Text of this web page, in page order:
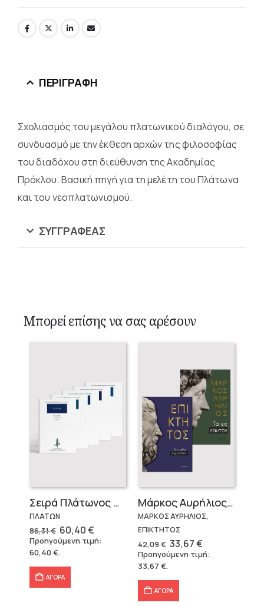
ΠΕΡΙΓΡΑΦΉ
Σχολιασμός του μεγάλου πλατωνικού διαλόγου, σε
συνδυασμό με την έκθεση αρχών της φιλοσοφίας
του διαδόχου στη διεύθυνση της Ακαδημίας
Πρόκλου. Βασική πηγή για τη μελέτη του Πλάτωνα
και του νεοπλατωνισμού.
ΣΥΓΓΡΑΦΈΑΣ
Μπορεί επίσης να σας αρέσουν
Σειρά Πλάτωνος Πολιτεία
ΠΛΑΤΩΝ
86,31€ Original
price
was:
86,31 €.
60,40€Η
τρέχουσα
τιμή
Προηγούμενη τιμή:
60,40€.
ΑΓΟΡΑ
Μάρκος Αυρήλιος & Επίκτητος (Επίτομα)
ΜΑΡΚΟΣ ΑΥΡΗΛΙΟΣ,
ΕΠΙΚΤΗΤΟΣ
42,09€ Original
price
was:
33,67€Η
τρέχουσα
τιμή
Προηγούμενη τιμή:
33,67 €.
ΑΓΟΡΑ